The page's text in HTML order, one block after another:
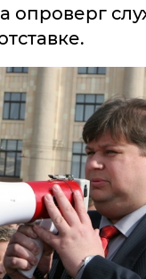
опроверг